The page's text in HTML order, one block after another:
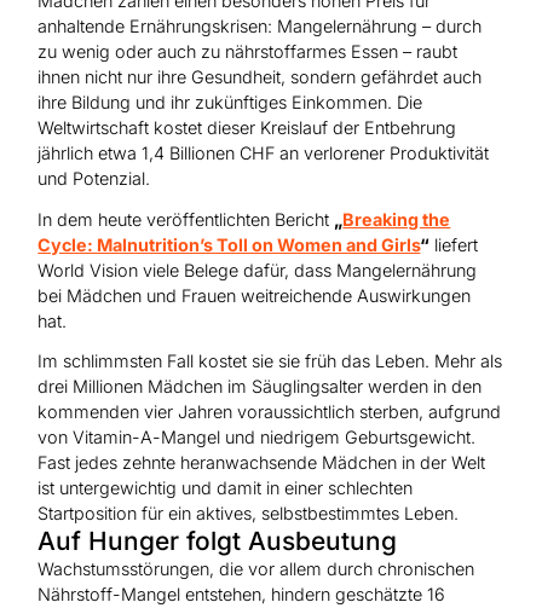
anhaltende Ernährungskrisen: Mangelernährung – durch
zu wenig oder auch zu nährstoffarmes Essen – raubt
ihnen nicht nur ihre Gesundheit, sondern gefährdet auch
ihre Bildung und ihr zukünftiges Einkommen. Die
Weltwirtschaft kostet dieser Kreislauf der Entbehrung
jährlich etwa 1,4 Billionen CHF an verlorener Produktivität
und Potenzial.
In dem heute veröffentlichten Bericht „Breaking the
Cycle: Malnutrition’s Toll on Women and Girls“ liefert
World Vision viele Belege dafür, dass Mangelernährung
bei Mädchen und Frauen weitreichende Auswirkungen
hat.
Im schlimmsten Fall kostet sie sie früh das Leben. Mehr als
drei Millionen Mädchen im Säuglingsalter werden in den
kommenden vier Jahren voraussichtlich sterben, aufgrund
von Vitamin-A-Mangel und niedrigem Geburtsgewicht.
Fast jedes zehnte heranwachsende Mädchen in der Welt
ist untergewichtig und damit in einer schlechten
Startposition für ein aktives, selbstbestimmtes Leben.
Auf Hunger folgt Ausbeutung
Wachstumsstörungen, die vor allem durch chronischen
Nährstoff-Mangel entstehen, hindern geschätzte 16